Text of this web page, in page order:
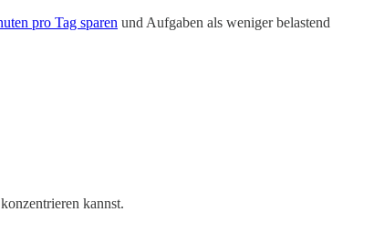
pro Tag sparen und Aufgaben als weniger belastend
kannst.